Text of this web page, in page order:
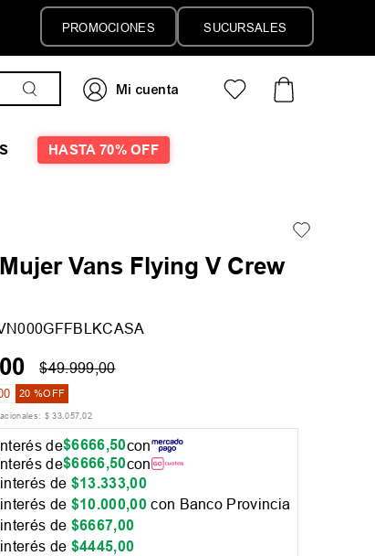
PROMOCIONES SUCURSALES
HASTA 70% OFF
Vans Flying V Crew
00 $49.999,00
20 %OFF
$ 33.057,02
de$6666,50con
de$6666,50con
de $13.333,00
de $10.000,00 con Banco Provincia
de $6667,00
de $4445,00